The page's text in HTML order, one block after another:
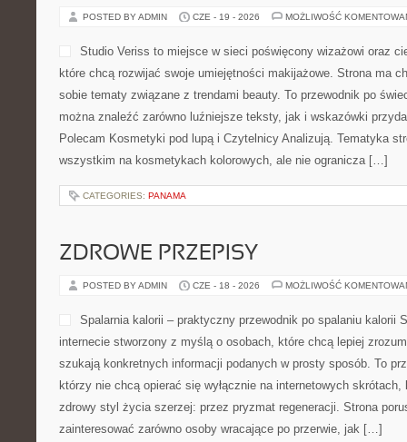
POSTED BY ADMIN CZE - 19 - 2026 MOŻLIWOŚĆ
Studio Veriss to miejsce w sieci poświęcony wizażowi oraz
które chcą rozwijać swoje umiejętności makijażowe. Strona ma
sobie tematy związane z trendami beauty. To przewodnik po
można znaleźć zarówno luźniejsze teksty, jak i wskazówki
Polecam Kosmetyki pod lupą i Czytelnicy Analizują. Tematyka
wszystkim na kosmetykach kolorowych, ale nie ogranicza […]
CATEGORIES: PANAMA
ZDROWE PRZEPISY
POSTED BY ADMIN CZE - 18 - 2026 MOŻLIWOŚĆ
Spalarnia kalorii – praktyczny przewodnik po spalaniu kalorii
internecie stworzony z myślą o osobach, które chcą lepiej
szukają konkretnych informacji podanych w prosty sposób. To
którzy nie chcą opierać się wyłącznie na internetowych
zdrowy styl życia szerzej: przez pryzmat regeneracji. Strona
zainteresować zarówno osoby wracające po przerwie, jak […]